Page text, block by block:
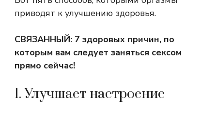
приводят к улучшению здоровья.
СВЯЗАННЫЙ: 7 здоровых причин, по
которым вам следует заняться сексом
прямо сейчас!
1. Улучшает настроение